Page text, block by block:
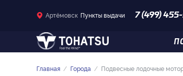
Артёмовск Пункты выдачи 7 (499)
Главная Города Подвесные лодочные